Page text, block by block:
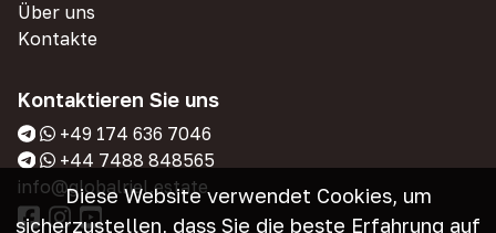
Über uns
Kontakte
Kontaktieren Sie uns
+49 174 636 7046
+44 7488 848565
info@globalriel.estate
Diese Website verwendet Cookies, um
sicherzustellen, dass Sie die beste Erfahrung auf